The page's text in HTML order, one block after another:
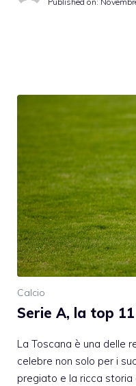
Calcio
Serie A, la top
La Toscana è una delle
celebre non solo per i
pregiato e la ricca storia